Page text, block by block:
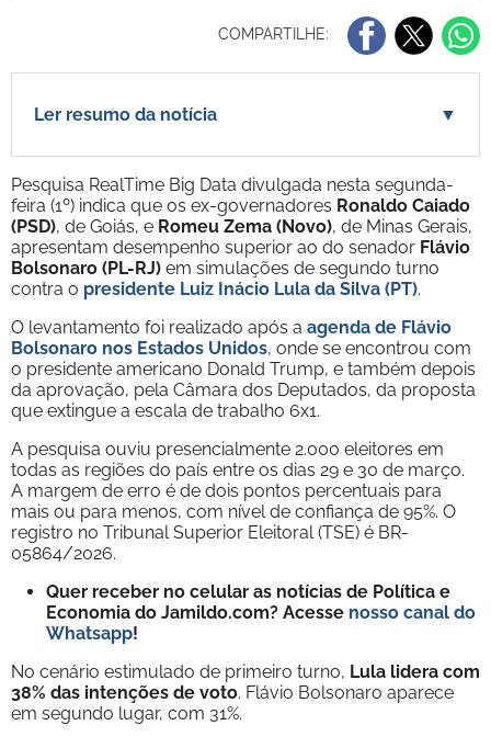
COMPARTILHE:
Ler resumo da notícia ▼
Pesquisa RealTime Big Data divulgada nesta segunda-
feira (1º) indica que os ex-governadores Ronaldo Caiado
(PSD), de Goiás, e Romeu Zema (Novo), de Minas Gerais,
apresentam desempenho superior ao do senador Flávio
Bolsonaro (PL-RJ) em simulações de segundo turno
contra o presidente Luiz Inácio Lula da Silva (PT).
O levantamento foi realizado após a agenda de Flávio
Bolsonaro nos Estados Unidos, onde se encontrou com
o presidente americano Donald Trump, e também depois
da aprovação, pela Câmara dos Deputados, da proposta
que extingue a escala de trabalho 6x1.
A pesquisa ouviu presencialmente 2.000 eleitores em
todas as regiões do país entre os dias 29 e 30 de março.
A margem de erro é de dois pontos percentuais para
mais ou para menos, com nível de confiança de 95%. O
registro no Tribunal Superior Eleitoral (TSE) é BR-
05864/2026.
Quer receber no celular as notícias de Política e
Economia do Jamildo.com? Acesse nosso canal do
Whatsapp!
No cenário estimulado de primeiro turno, Lula lidera com
38% das intenções de voto. Flávio Bolsonaro aparece
em segundo lugar, com 31%.